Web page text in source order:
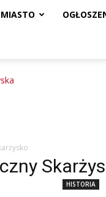
MIASTO
HISTORIA